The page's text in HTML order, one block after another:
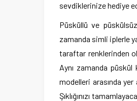
sevdiklerinize hediye
Püsküllü ve
zamanda simli iplerle
taraftar renklerinden
Aynı zamanda püskül
modelleri arasında
Şıklığınızı